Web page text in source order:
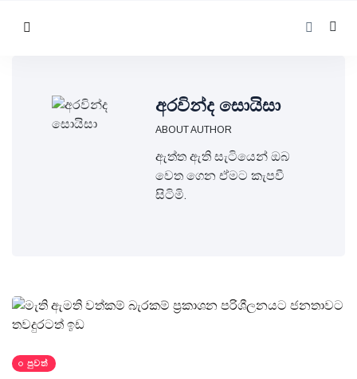
අරවින්ද සොයිසා
ABOUT AUTHOR
ඇත්ත ඇති සැටියෙන් ඔබ
වෙත ගෙන ඒමට කැපවී
සිටිමි.
පුවත්